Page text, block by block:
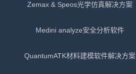
Zemax & Speos光学仿真解决方案
Medini analyze安全分析软件
QuantumATK材料建模软件解决方案